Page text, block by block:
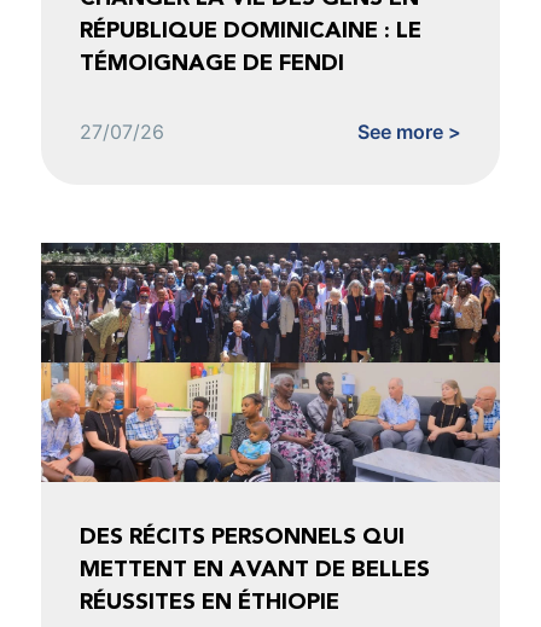
RÉPUBLIQUE DOMINICAINE : LE
TÉMOIGNAGE DE FENDI
27/07/26 See more >
DES RÉCITS PERSONNELS QUI
METTENT EN AVANT DE BELLES
RÉUSSITES EN ÉTHIOPIE